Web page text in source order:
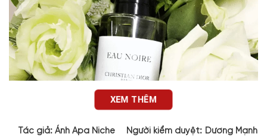
XEM THÊM
Tác giả: Ánh Apa Niche Người kiểm duyệt: Dương Mạnh